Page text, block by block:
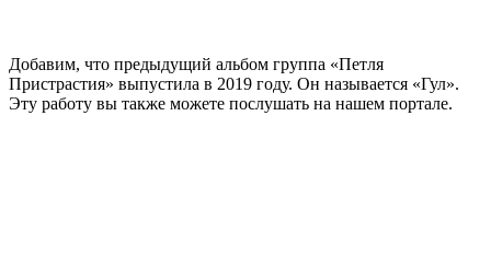
Добавим, что предыдущий альбом группа «Петля
Пристрастия» выпустила в 2019 году. Он называется «Гул».
Эту работу вы также можете послушать на нашем портале.